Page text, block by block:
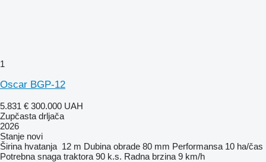
1
Oscar BGP-12
5.831 € 300.000 UAH
Zupčasta drljača
2026
Stanje novi
Širina hvatanja 12 m Dubina obrade 80 mm Performansa 10 ha/čas
Potrebna snaga traktora 90 k.s. Radna brzina 9 km/h